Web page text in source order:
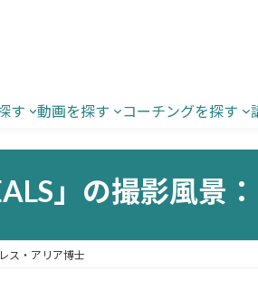
す 動画を探す コーチングを探す
」の撮影風景
ス・アリア博士